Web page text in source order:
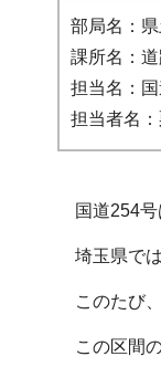
部局名：
課所名：
担当名：
担当者名
国道254号
埼玉県では
このたび、
この区間の